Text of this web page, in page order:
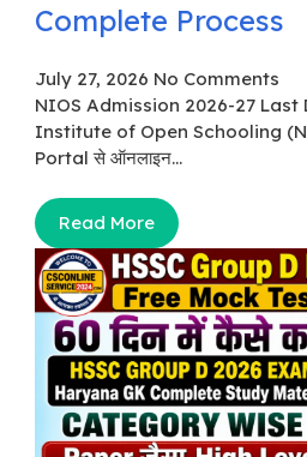
Complete Process
July 27, 2026 No Comments
NIOS Admission 2026-27
Institute of Open Schooling
Portal से ऑनलाइन...
Read More